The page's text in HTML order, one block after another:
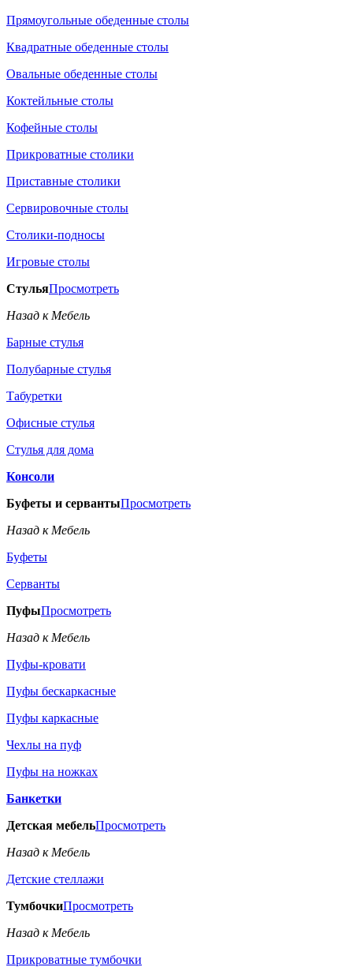
Прямоугольные обеденные столы
Квадратные обеденные столы
Овальные обеденные столы
Коктейльные столы
Кофейные столы
Прикроватные столики
Приставные столики
Сервировочные столы
Столики-подносы
Игровые столы
СтульяПросмотреть
Назад к Мебель
Барные стулья
Полубарные стулья
Табуретки
Офисные стулья
Стулья для дома
Консоли
Буфеты и сервантыПросмотреть
Назад к Мебель
Буфеты
Серванты
ПуфыПросмотреть
Назад к Мебель
Пуфы-кровати
Пуфы бескаркасные
Пуфы каркасные
Чехлы на пуф
Пуфы на ножках
Банкетки
Детская мебельПросмотреть
Назад к Мебель
Детские стеллажи
ТумбочкиПросмотреть
Назад к Мебель
Прикроватные тумбочки